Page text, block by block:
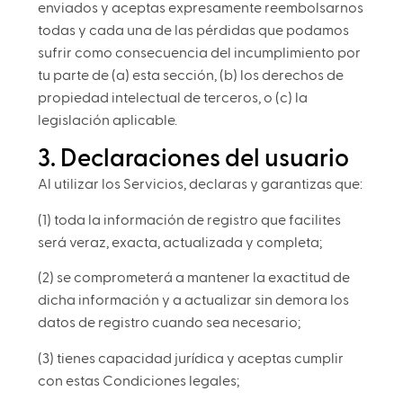
enviados y aceptas expresamente reembolsarnos
todas y cada una de las pérdidas que podamos
sufrir como consecuencia del incumplimiento por
tu parte de (a) esta sección, (b) los derechos de
propiedad intelectual de terceros, o (c) la
legislación aplicable.
3. Declaraciones del usuario
Al utilizar los Servicios, declaras y garantizas que:
(1) toda la información de registro que facilites
será veraz, exacta, actualizada y completa;
(2) se comprometerá a mantener la exactitud de
dicha información y a actualizar sin demora los
datos de registro cuando sea necesario;
(3) tienes capacidad jurídica y aceptas cumplir
con estas Condiciones legales;